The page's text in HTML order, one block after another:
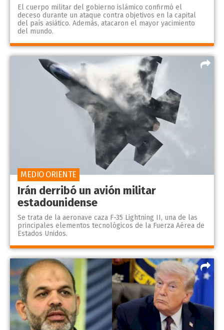
El cuerpo militar del gobierno islámico confirmó el
deceso durante un ataque contra objetivos en la capital
del país asiático. Además, atacaron el mayor yacimiento
del mundo.
Irán derribó un avión militar
estadounidense
Se trata de la aeronave caza F-35 Lightning II, una de las
principales elementos tecnológicos de la Fuerza Aérea de
Estados Unidos.
MEDIO ORIENTE